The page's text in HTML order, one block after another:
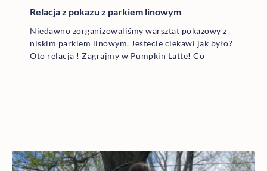
Relacja z pokazu z parkiem linowym
Niedawno zorganizowaliśmy warsztat pokazowy z
niskim parkiem linowym. Jestecie ciekawi jak było?
Oto relacja ! Zagrajmy w Pumpkin Latte! Co